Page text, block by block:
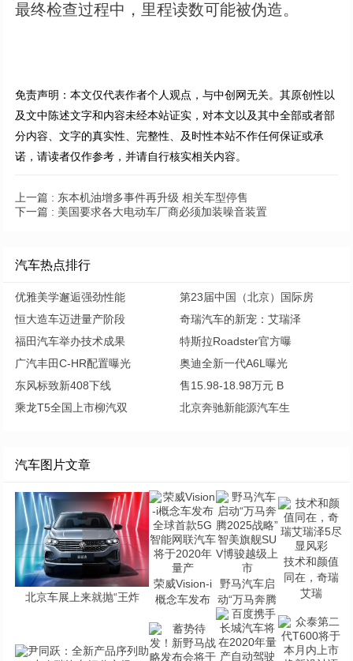
最终检查过程中，里程读数可能被伪造。
免责声明：本文仅代表作者个人观点，与中创网无关。其原创性以
及文中陈述文字和内容未经本站证实，对本文以及其中全部或者部
分内容、文字的真实性、完整性、及时性本站不作任何保证或承
诺，请读者仅作参考，并请自行核实相关内容。
上一篇 : 东本机油增多事件再升级 相关车型停售
下一篇 : 美国要求各大电动车厂商必须加装噪音装置
汽车热点排行
优雅美学邂逅强劲性能
第23届中国（北京）国际房
恒大造车迈进量产阶段
奇瑞汽车的新宠：艾瑞泽
福田汽车举办技术成果
特斯拉Roadster官方曝
广汽丰田C-HR配置曝光
奥迪全新一代A6L曝光
东风标致新408下线
售15.98-18.98万元 B
乘龙T5全国上市柳汽双
北京奔驰新能源汽车生
汽车图片文章
北京车展上来就抛“王炸
荣威Vision-i
概念车发布
野马汽车启
动“万马奔腾
技术和颜值
同在，奇瑞
艾瑞